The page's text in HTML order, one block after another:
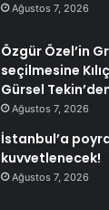
Ağustos 7, 2026
Özgür Özel’in
seçilmesine
Gürsel
Ağustos 7, 2026
İstanbul’a
kuvvetlenecek!
Ağustos 7, 2026